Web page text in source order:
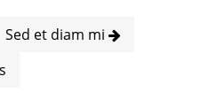
Sed et diam mi